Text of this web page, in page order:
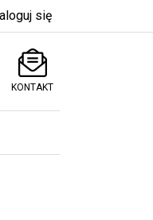
się
KONTAKT